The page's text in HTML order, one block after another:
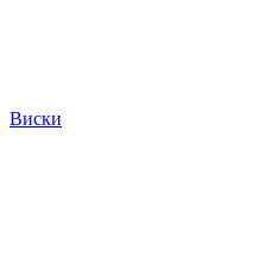
Виски